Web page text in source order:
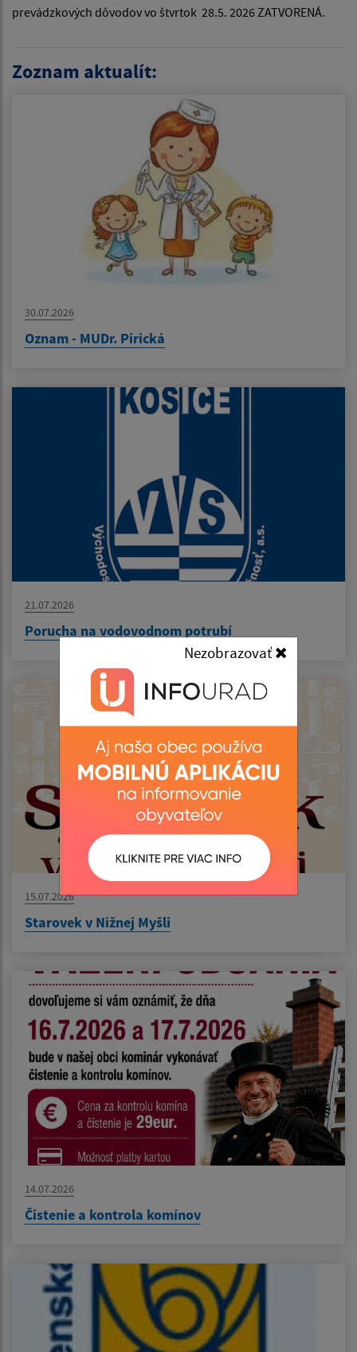
Nezobrazovať
prevádzkových dôvodov vo štvrtok 28.5. 2026 ZATVORENÁ.
Zoznam aktualít:
30.07.2026
Oznam - MUDr. Pirická
21.07.2026
Porucha na vodovodnom potrubí
15.07.2026
Starovek v Nižnej Myšli
14.07.2026
Čistenie a kontrola komínov